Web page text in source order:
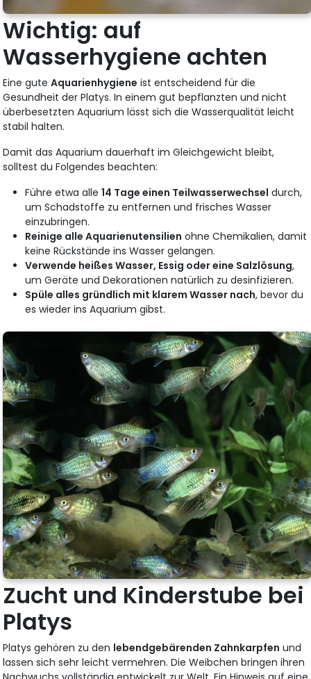
Wichtig: auf
Wasserhygiene achten
Eine guteAquarienhygiene ist entscheidend für die
Gesundheit der Platys. In einem gut bepflanzten und nicht
überbesetzten Aquarium lässt sich die Wasserqualität leicht
stabil halten.
Damit das Aquarium dauerhaft im Gleichgewicht bleibt,
solltest du Folgendes beachten:
Führe etwa alle14 Tage einen Teilwasserwechsel durch,
um Schadstoffe zu entfernen und frisches Wasser
einzubringen.
Reinige alle Aquarienutensilien ohne Chemikalien, damit
keine Rückstände ins Wasser gelangen.
Verwende heißes Wasser, Essig oder eine Salzlösung,
um Geräte und Dekorationen natürlich zu desinfizieren.
Spüle alles gründlich mit klarem Wasser nach, bevor du
es wieder ins Aquarium gibst.
Zucht und Kinderstube bei
Platys
Platys gehören zu den lebendgebärenden Zahnkarpfen und
lassen sich sehr leicht vermehren. Die Weibchen bringen ihren